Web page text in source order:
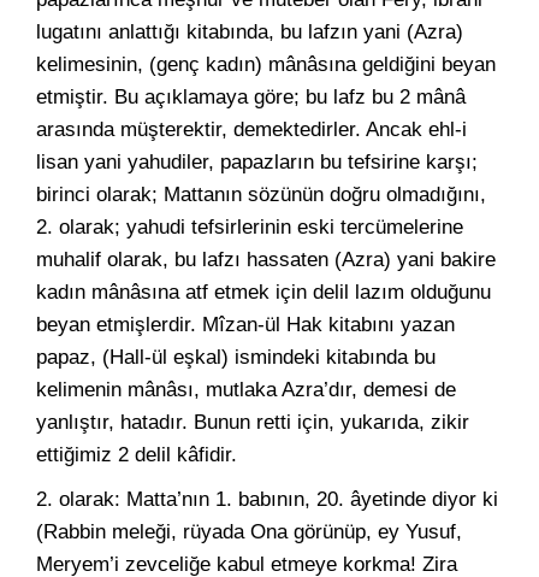
lugatını anlattığı kitabında, bu lafzın yani (Azra)
kelimesinin, (genç kadın) mânâsına geldiğini beyan
etmiştir. Bu açıklamaya göre; bu lafz bu 2 mânâ
arasında müşterektir, demektedirler. Ancak ehl-i
lisan yani yahudiler, papazların bu tefsirine karşı;
birinci olarak; Mattanın sözünün doğru olmadığını,
2. olarak; yahudi tefsirlerinin eski tercümelerine
muhalif olarak, bu lafzı hassaten (Azra) yani bakire
kadın mânâsına atf etmek için delil lazım olduğunu
beyan etmişlerdir. Mîzan-ül Hak kitabını yazan
papaz, (Hall-ül eşkal) ismindeki kitabında bu
kelimenin mânâsı, mutlaka Azra’dır, demesi de
yanlıştır, hatadır. Bunun retti için, yukarıda, zikir
ettiğimiz 2 delil kâfidir.
2. olarak: Matta’nın 1. babının, 20. âyetinde diyor ki
(Rabbin meleği, rüyada Ona görünüp, ey Yusuf,
Meryem’i zevceliğe kabul etmeye korkma! Zira